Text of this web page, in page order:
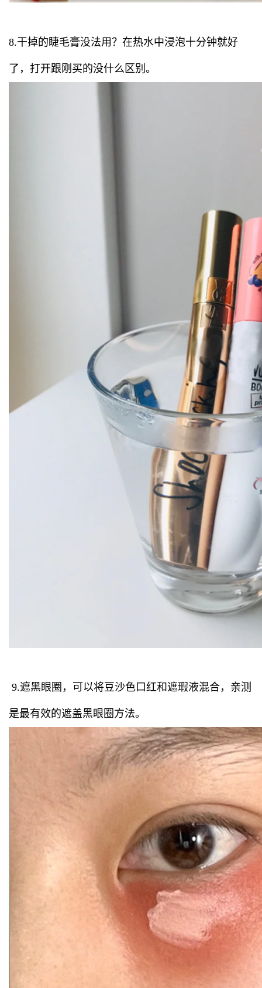
8.干掉的睫毛膏没法用？在热水中浸泡十分钟就好
了，打开跟刚买的没什么区别。
9.遮黑眼圈，可以将豆沙色口红和遮瑕液混合，亲测
是最有效的遮盖黑眼圈方法。